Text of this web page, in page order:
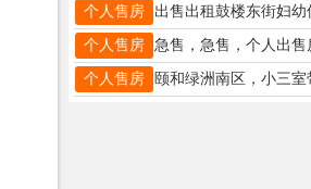
个人售房
个人售房
个人售房